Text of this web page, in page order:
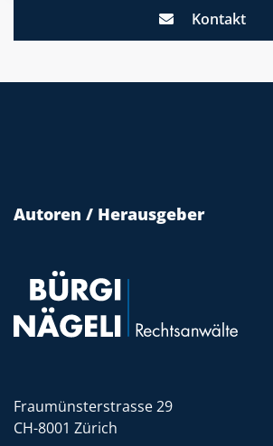
Kontakt
Autoren / Herausgeber
Fraumünsterstrasse 29
CH-8001 Zürich